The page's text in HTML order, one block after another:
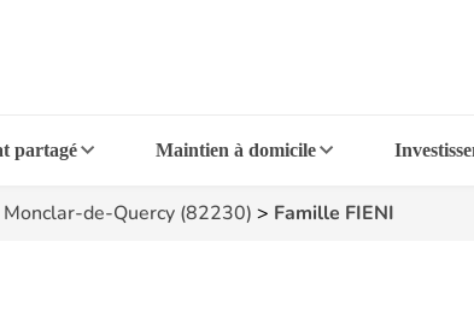
partagé Maintien à domicile
Monclar-de-Quercy (82230) > Famille FIENI